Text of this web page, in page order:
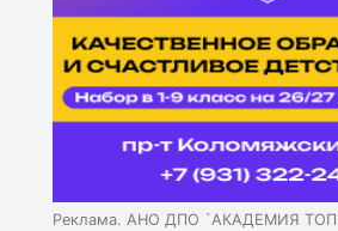
Реклама. АНО ДПО `АКАДЕМИЯ